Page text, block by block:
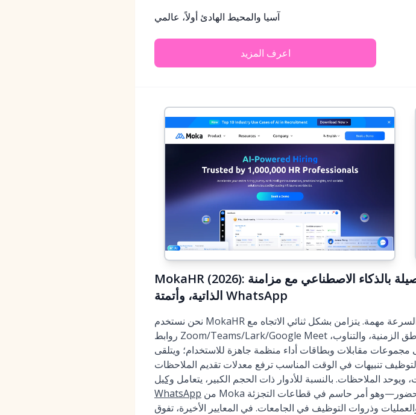
آسيا والمحيط الهادئ أولاً، عالمي
اعرف المزيد
MokaHR (2026): جدولة مقابلات أصيلة بالذكاء الاصطناعي مع مزامنة Google/Outlook، والجدولة
الذاتية، وأتمتة WhatsApp
نحن نستخدم MokaHR عندما تكون الجداول معقدة والسرعة مهمة. يتزامن بشكل ثنائي الاتجاه مع Google و Outlook، ويدرج
روابط Zoom/Teams/Lark/Google Meet تلقائيًا، ويدعم الجدولة الذاتية للمرشحين، واللجان متعددة المناطق الزمنية، والتناوب،
مقابلات وبطاقات أداء منظمة جاهزة للاستخدام؛ ويتلقى
الملاحظات. بالنسبة للأدوار ذات الحجم الكبير، يتعامل وكيل
WhatsApp